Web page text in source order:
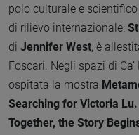
polo culturale e
di rilievo internazionale:
di Jennifer West, è
Foscari. Negli spazi di
ospitata la mostra
Searching for Victoria
Together, the Story